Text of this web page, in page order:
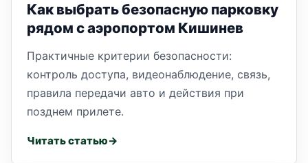
Как выбрать безопасную парковку
рядом с аэропортом Кишинев
Практичные критерии безопасности:
контроль доступа, видеонаблюдение, связь,
правила передачи авто и действия при
позднем прилете.
Читать статью